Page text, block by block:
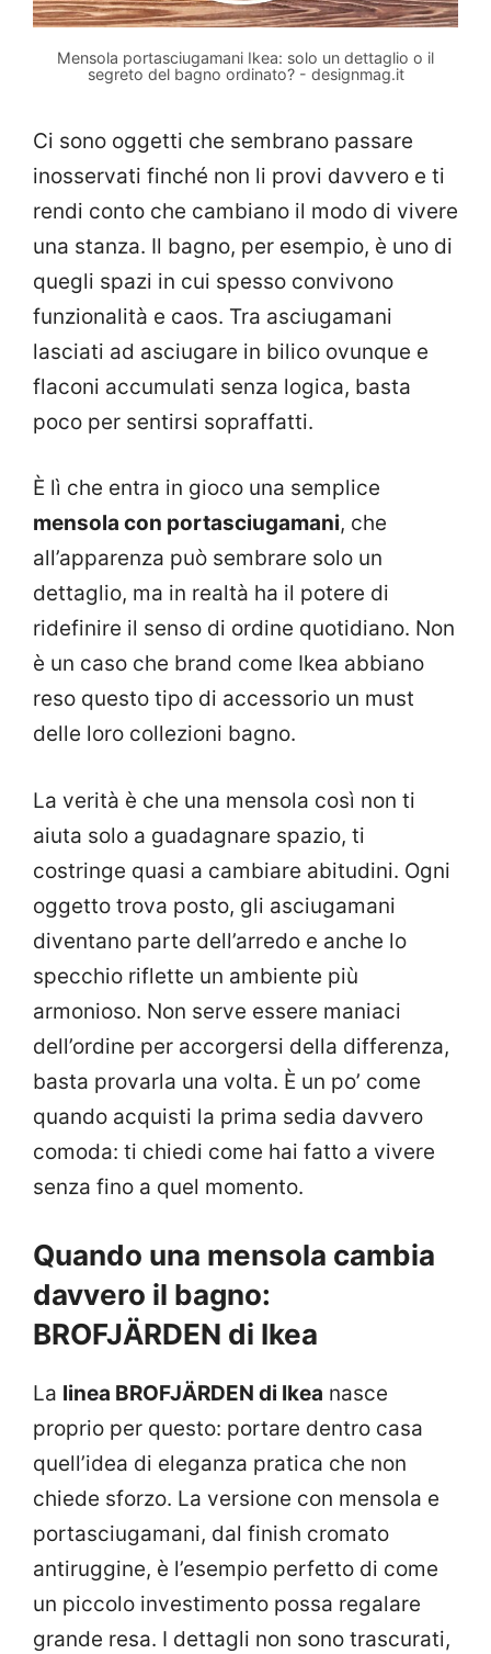
Mensola portasciugamani Ikea: solo un dettaglio o il
segreto del bagno ordinato? - designmag.it
Ci sono oggetti che sembrano passare
inosservati finché non li provi davvero e ti
rendi conto che cambiano il modo di vivere
una stanza. Il bagno, per esempio, è uno di
quegli spazi in cui spesso convivono
funzionalità e caos. Tra asciugamani
lasciati ad asciugare in bilico ovunque e
flaconi accumulati senza logica, basta
poco per sentirsi sopraffatti.
È lì che entra in gioco una semplice
mensola con portasciugamani, che
all’apparenza può sembrare solo un
dettaglio, ma in realtà ha il potere di
ridefinire il senso di ordine quotidiano. Non
è un caso che brand come Ikea abbiano
reso questo tipo di accessorio un must
delle loro collezioni bagno.
La verità è che una mensola così non ti
aiuta solo a guadagnare spazio, ti
costringe quasi a cambiare abitudini. Ogni
oggetto trova posto, gli asciugamani
diventano parte dell’arredo e anche lo
specchio riflette un ambiente più
armonioso. Non serve essere maniaci
dell’ordine per accorgersi della differenza,
basta provarla una volta. È un po’ come
quando acquisti la prima sedia davvero
comoda: ti chiedi come hai fatto a vivere
senza fino a quel momento.
Quando una mensola cambia
davvero il bagno:
BROFJÄRDEN di Ikea
La linea BROFJÄRDEN di Ikea nasce
proprio per questo: portare dentro casa
quell’idea di eleganza pratica che non
chiede sforzo. La versione con mensola e
portasciugamani, dal finish cromato
antiruggine, è l’esempio perfetto di come
un piccolo investimento possa regalare
grande resa. I dettagli non sono trascurati,